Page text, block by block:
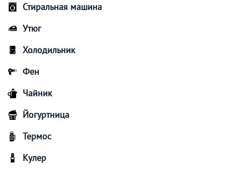
Стиральная машина
Утюг
Холодильник
Фен
Чайник
Йогуртница
Термос
Кулер